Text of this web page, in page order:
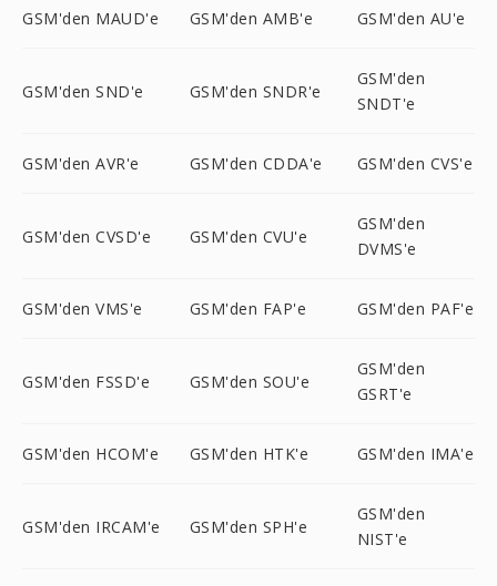
GSM'den MAUD'e GSM'den AMB'e GSM'den AU'e
GSM'den SND'e GSM'den SNDR'e
GSM'den
SNDT'e
GSM'den AVR'e GSM'den CDDA'e GSM'den CVS'e
GSM'den CVSD'e GSM'den CVU'e
GSM'den
DVMS'e
GSM'den VMS'e GSM'den FAP'e GSM'den PAF'e
GSM'den FSSD'e GSM'den SOU'e
GSM'den
GSRT'e
GSM'den HCOM'e GSM'den HTK'e GSM'den IMA'e
GSM'den IRCAM'e GSM'den SPH'e
GSM'den
NIST'e